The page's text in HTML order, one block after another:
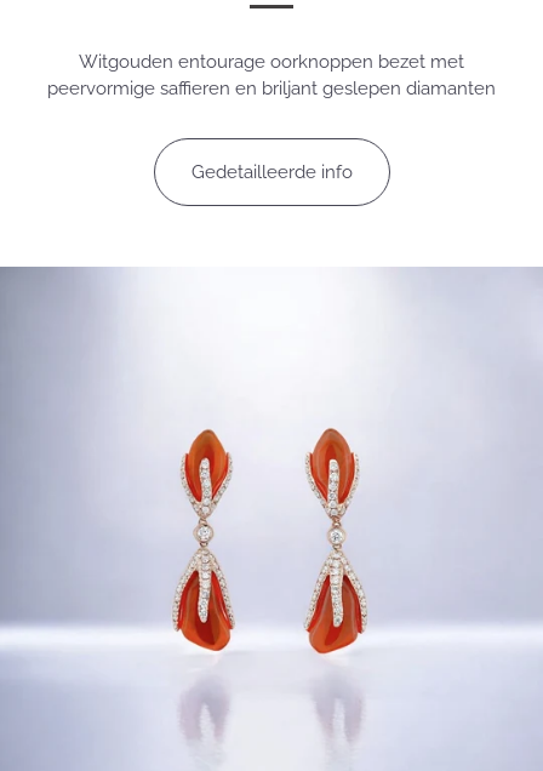
Witgouden entourage oorknoppen bezet met
peervormige saffieren en briljant geslepen diamanten
Gedetailleerde info